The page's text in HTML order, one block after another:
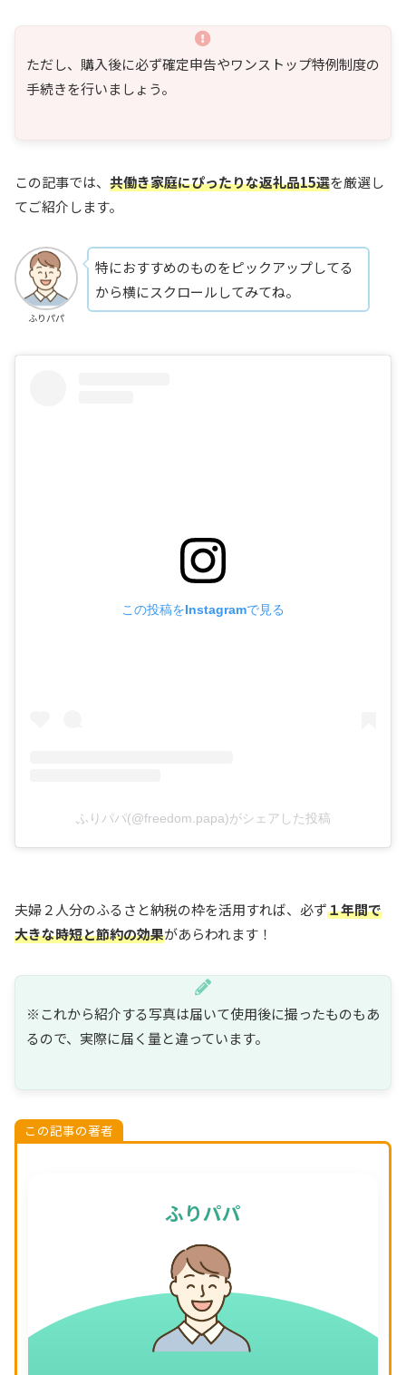
ただし、購入後に必ず確定申告やワンストップ特例制度の
手続きを行いましょう。
この記事では、 共働き家庭にぴったりな返礼品15選を厳選し
てご紹介します。
ふりパパ
特におすすめのものをピックアップしてる
から横にスクロールしてみてね。
この投稿をInstagramで見る
ふりパパ(@freedom.papa)がシェアした投稿
夫婦２人分のふるさと納税の枠を活用すれば、必ず１年間で
大きな時短と節約の効果があらわれます！
※これから紹介する写真は届いて使用後に撮ったものもあ
るので、実際に届く量と違っています。
この記事の著者
ふりパパ